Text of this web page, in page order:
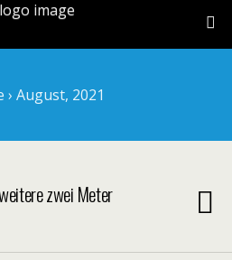
› August, 2021
zwei Meter